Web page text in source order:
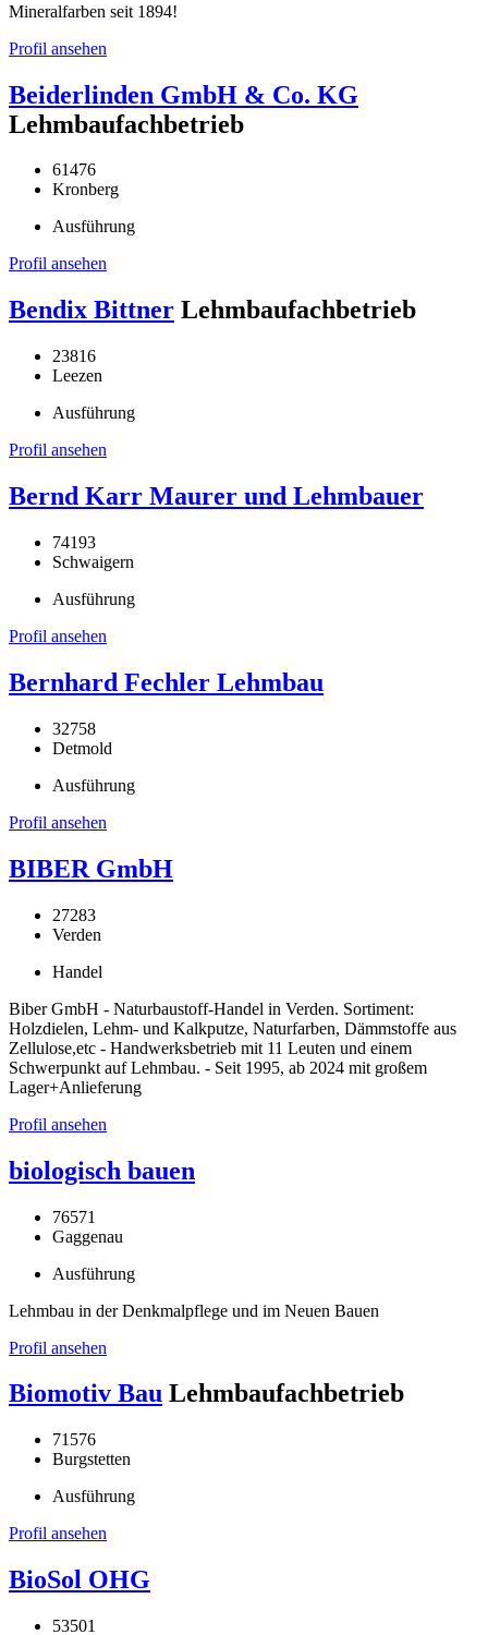
Mineralfarben seit 1894!
Profil ansehen
Beiderlinden GmbH & Co. KG
Lehmbaufachbetrieb
61476
Kronberg
Ausführung
Profil ansehen
Bendix Bittner Lehmbaufachbetrieb
23816
Leezen
Ausführung
Profil ansehen
Bernd Karr Maurer und Lehmbauer
74193
Schwaigern
Ausführung
Profil ansehen
Bernhard Fechler Lehmbau
32758
Detmold
Ausführung
Profil ansehen
BIBER GmbH
27283
Verden
Handel
Biber GmbH - Naturbaustoff-Handel in Verden. Sortiment:
Holzdielen, Lehm- und Kalkputze, Naturfarben, Dämmstoffe aus
Zellulose,etc - Handwerksbetrieb mit 11 Leuten und einem
Schwerpunkt auf Lehmbau. - Seit 1995, ab 2024 mit großem
Lager+Anlieferung
Profil ansehen
biologisch bauen
76571
Gaggenau
Ausführung
Lehmbau in der Denkmalpflege und im Neuen Bauen
Profil ansehen
Biomotiv Bau Lehmbaufachbetrieb
71576
Burgstetten
Ausführung
Profil ansehen
BioSol OHG
53501